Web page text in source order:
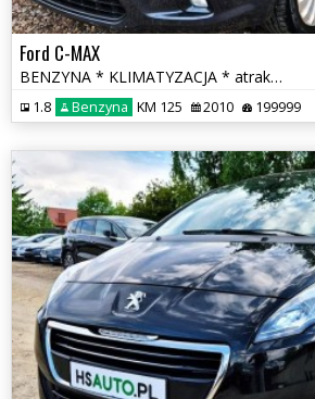
Ford C-MAX
BENZYNA * KLIMATYZACJA * atrakcyjny wygląd * SUPER * okazja * polecamy
1.8 Benzyna KM 125 2010 199999